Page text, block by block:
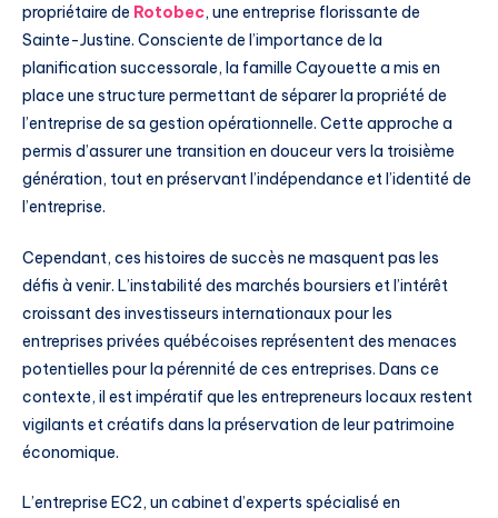
propriétaire de Rotobec, une entreprise florissante de
Sainte-Justine. Consciente de l’importance de la
planification successorale, la famille Cayouette a mis en
place une structure permettant de séparer la propriété de
l’entreprise de sa gestion opérationnelle. Cette approche a
permis d’assurer une transition en douceur vers la troisième
génération, tout en préservant l’indépendance et l’identité de
l’entreprise.
Cependant, ces histoires de succès ne masquent pas les
défis à venir. L’instabilité des marchés boursiers et l’intérêt
croissant des investisseurs internationaux pour les
entreprises privées québécoises représentent des menaces
potentielles pour la pérennité de ces entreprises. Dans ce
contexte, il est impératif que les entrepreneurs locaux restent
vigilants et créatifs dans la préservation de leur patrimoine
économique.
L’entreprise EC2, un cabinet d’experts spécialisé en